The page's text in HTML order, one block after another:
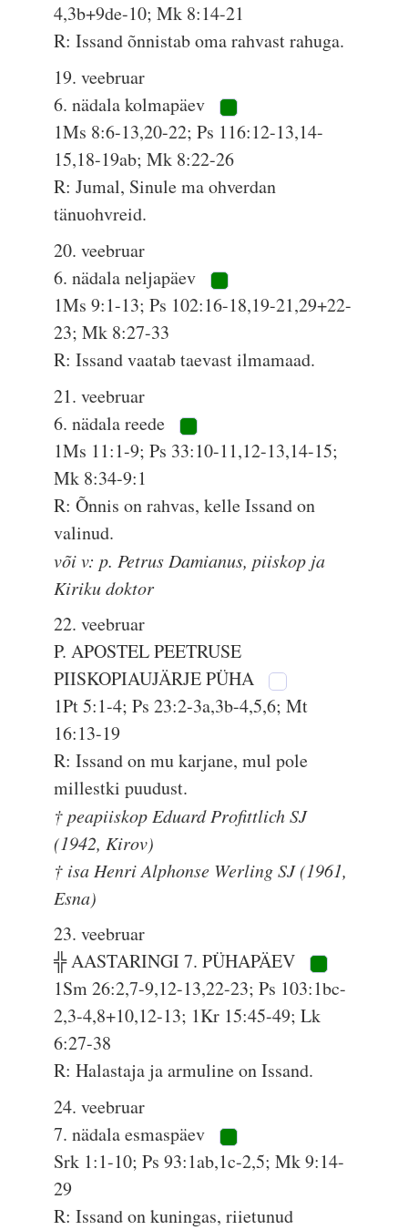
4,3b+9de-10; Mk 8:14-21
R: Issand õnnistab oma rahvast rahuga.
19. veebruar
6. nädala kolmapäev
1Ms 8:6-13,20-22; Ps 116:12-13,14-
15,18-19ab; Mk 8:22-26
R: Jumal, Sinule ma ohverdan
tänuohvreid.
20. veebruar
6. nädala neljapäev
1Ms 9:1-13; Ps 102:16-18,19-21,29+22-
23; Mk 8:27-33
R: Issand vaatab taevast ilmamaad.
21. veebruar
6. nädala reede
1Ms 11:1-9; Ps 33:10-11,12-13,14-15;
Mk 8:34-9:1
R: Õnnis on rahvas, kelle Issand on
valinud.
või v: p. Petrus Damianus, piiskop ja
Kiriku doktor
22. veebruar
P. APOSTEL PEETRUSE
PIISKOPIAUJÄRJE PÜHA
1Pt 5:1-4; Ps 23:2-3a,3b-4,5,6; Mt
16:13-19
R: Issand on mu karjane, mul pole
millestki puudust.
† peapiiskop Eduard Profittlich SJ
(1942, Kirov)
† isa Henri Alphonse Werling SJ (1961,
Esna)
23. veebruar
╬ AASTARINGI 7. PÜHAPÄEV
1Sm 26:2,7-9,12-13,22-23; Ps 103:1bc-
2,3-4,8+10,12-13; 1Kr 15:45-49; Lk
6:27-38
R: Halastaja ja armuline on Issand.
24. veebruar
7. nädala esmaspäev
Srk 1:1-10; Ps 93:1ab,1c-2,5; Mk 9:14-
29
R: Issand on kuningas, riietunud